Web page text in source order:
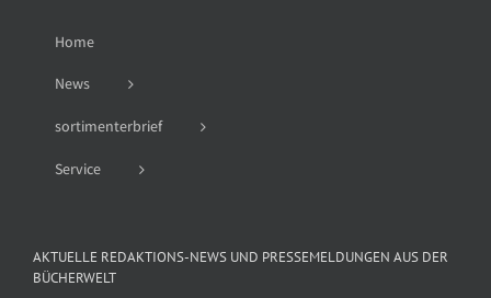
Home
News
sortimenterbrief
Service
AKTUELLE REDAKTIONS-NEWS UND PRESSEMELDUNGEN AUS DER
BÜCHERWELT